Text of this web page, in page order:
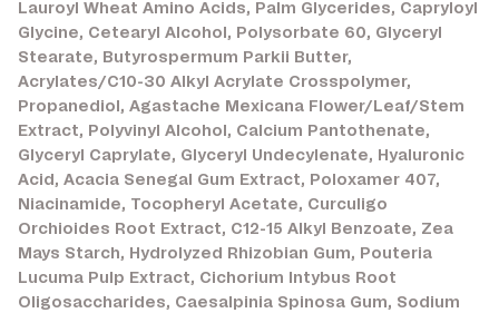
Lauroyl Wheat Amino Acids, Palm Glycerides, Capryloyl
Glycine, Cetearyl Alcohol, Polysorbate 60, Glyceryl
Stearate, Butyrospermum Parkii Butter,
Acrylates/C10-30 Alkyl Acrylate Crosspolymer,
Propanediol, Agastache Mexicana Flower/Leaf/Stem
Extract, Polyvinyl Alcohol, Calcium Pantothenate,
Glyceryl Caprylate, Glyceryl Undecylenate, Hyaluronic
Acid, Acacia Senegal Gum Extract, Poloxamer 407,
Niacinamide, Tocopheryl Acetate, Curculigo
Orchioides Root Extract, C12-15 Alkyl Benzoate, Zea
Mays Starch, Hydrolyzed Rhizobian Gum, Pouteria
Lucuma Pulp Extract, Cichorium Intybus Root
Oligosaccharides, Caesalpinia Spinosa Gum, Sodium